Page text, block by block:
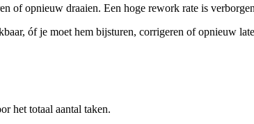
of opnieuw draaien. Een hoge rework rate is
óf je moet hem bijsturen, corrigeren of opnieuw
het totaal aantal taken.